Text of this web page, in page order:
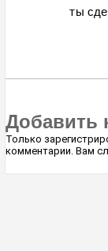
ты
Добавить
Только
комментарии. Вам